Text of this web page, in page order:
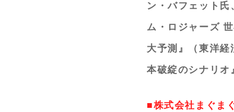
ン・バフェット
ム・ロジャーズ
大予測』（東洋
本破綻のシナリオ
■株式会社まぐま